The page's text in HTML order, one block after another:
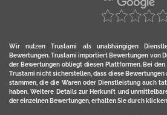
Wir nutzen Trustami als unabhängigen
Bewertungen. Trustami importiert Bewertungen von
der Bewertungen obliegt diesen Plattformen. Bei
Trustami nicht sicherstellen, dass diese
stammen, die die Waren oder Dienstleistung auch
haben. Weitere Details zur Herkunft und
der einzelnen Bewertungen, erhalten Sie durch